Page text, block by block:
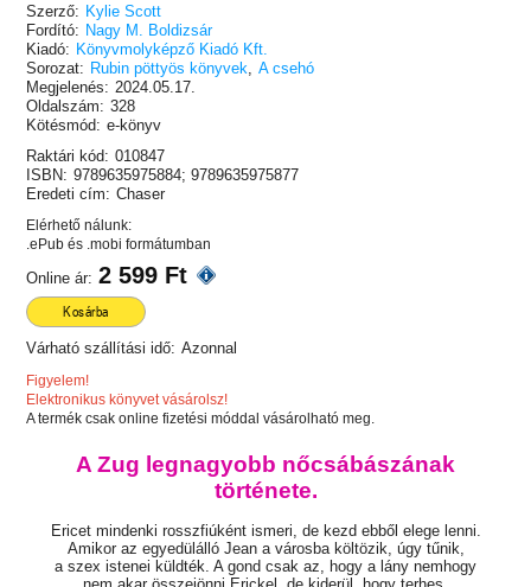
Szerző: Kylie Scott
Fordító: Nagy M. Boldizsár
Kiadó: Könyvmolyképző Kiadó Kft.
Sorozat: Rubin pöttyös könyvek
A csehó
Megjelenés: 2024.05.17.
Oldalszám: 328
Kötésmód: e-könyv
Raktári kód: 010847
ISBN: 9789635975884; 9789635975877
Eredeti cím: Chaser
Elérhető nálunk:
.ePub és .mobi formátumban
Online ár: 2 599 Ft
Kosárba
Várható szállítási idő: Azonnal
Figyelem!
Elektronikus könyvet vásárolsz!
A termék csak online fizetési móddal vásárolható meg.
A Zug legnagyobb nőcsábászának
története.
Ericet mindenki rosszfiúként ismeri, de kezd ebből elege lenni.
Amikor az egyedülálló Jean a városba költözik, úgy tűnik,
a szex istenei küldték. A gond csak az, hogy a lány nemhogy